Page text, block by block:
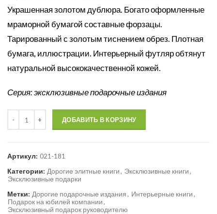
Украшенная золотом дублюра. Богато оформленные
мраморной бумагой составные форзацы.
Тарированный с золотым тиснением обрез. Плотная
бумага, иллюстрации. Интерьерный футляр обтянут
натуральной высококачественной кожей.
Серия: эксклюзивные подарочные издания
ДОБАВИТЬ В КОРЗИНУ
Артикул: 021-181
Категории: Дорогие элитные книги, Эксклюзивные книги,
Эксклюзивные подарки
Метки: Дорогие подарочные издания, Интерьерные книги,
Подарок на юбилей компании,
Эксклюзивный подарок руководителю